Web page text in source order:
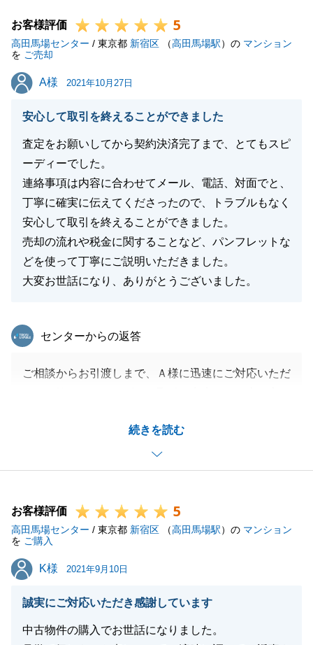
済、お引渡しに至るまで無事にお手続きを終えること
が出来ました。
有難うございました。
今回のお取引を通じて、Ｈ様から学ばせて頂いた事も
す。
引続き、よろしくお願いいたします。
閉じる
お客様評価 5
高田馬場センター / 東京都 新宿区 （高田馬場駅）の マンション
を ご売却
A様
A様 2021年10月27日
安心して取引を終えることができました
査定をお願いしてから契約決済完了まで、とてもスピ
ーディーでした。
連絡事項は内容に合わせてメール、電話、対面でと、
丁寧に確実に伝えてくださったので、トラブルもなく
安心して取引を終えることができました。
売却の流れや税金に関することなど、パンフレットな
どを使って丁寧にご説明いただきました。
大変お世話になり、ありがとうございました。
続きを読む
東急リバブル
センターからの返答
ご相談からお引渡しまで、Ａ様に迅速にご対応いただ
理事長のご対応等、無理なお願いをしてしまうことも
多々ございましたが、無事にご成約に至ったことは、
大変嬉しい限りでございます。
お住替え先や、税金等、お役に立てることがございま
したら、何なりとお申し付けくださいませ。
最後になりますが、季節の変わり目ですので、どうぞ
ご自愛くださいませ。
お客様評価 5
高田馬場センター / 東京都 新宿区 （高田馬場駅）の マンション
を ご購入
K様
K様 2021年9月10日
誠実にご対応いただき感謝しています
中古物件の購入でお世話になりました。